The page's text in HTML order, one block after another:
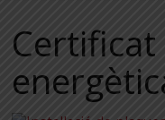
Certificat